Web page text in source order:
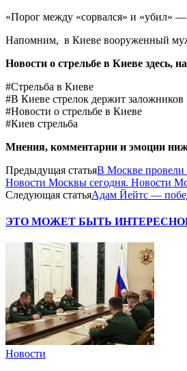
«Порог между «сорвался» и «убил» —
Напомним, в Киеве вооруженный
Новости о стрельбе в Киеве здесь, на
#Стрельба в Киеве
#В Киеве стрелок держит заложников
#Новости о стрельбе в Киеве
#Киев стрельба
Мнения, комментарии и эмоции
Предыдущая статьяВ Москве провели
Новости Москвы сегодня. Новости
Следующая статьяАдам Йейтс —
ЭТО МОЖЕТ БЫТЬ ИНТЕРЕСНО
Новости